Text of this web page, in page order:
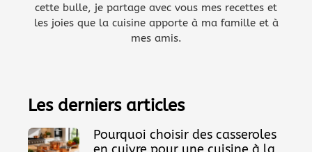
cette bulle, je partage avec vous mes recettes et
les joies que la cuisine apporte à ma famille et à
mes amis.
Les derniers articles
Pourquoi choisir des casseroles